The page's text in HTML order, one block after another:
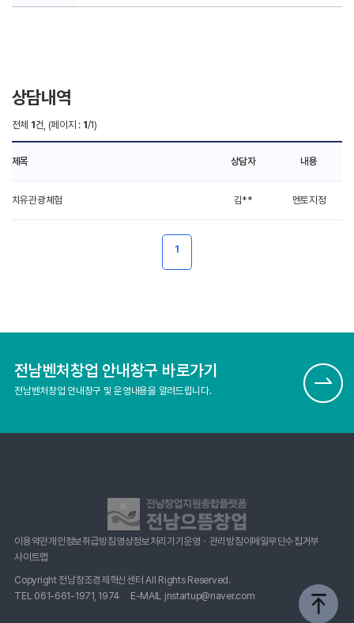
상담내역
전체 1건, (페이지 : 1/1)
제목 상담자 내용
치유관광쳬험 김** 멘토지정
1
전남벤처창업 안내창구 바로가기
전남벤처창업 안내창구 및 운영내용을 알려드립니다.
이용약관개인정보취급방침영상정보처리기기운영ㆍ관리방침이메일무단수집거부
사이트맵
Copyright 전남창조경제혁신센터 All Rights Reserved.
TEL 061-661-1971, 1974
E-MAIL jnstartup@naver.com